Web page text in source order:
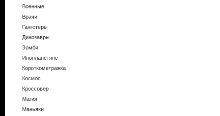
Военные
Врачи
Гангстеры
Динозавры
Зомби
Инопланетяне
Короткометражка
Космос
Кроссовер
Магия
Маньяки